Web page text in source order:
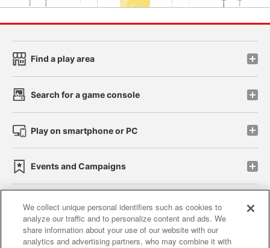
Find a play area
Search for a game console
Play on smartphone or PC
Events and Campaigns
Affiliate Sustainability site policy privacy policy
We collect unique personal identifiers such as cookies to
analyze our traffic and to personalize content and ads. We
share information about your use of our website with our
analytics and advertising partners, who may combine it with